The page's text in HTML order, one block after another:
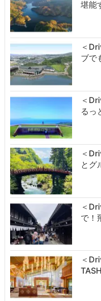
堪能
＜
ブで
＜
るっ
＜
とグ
＜
で！
＜